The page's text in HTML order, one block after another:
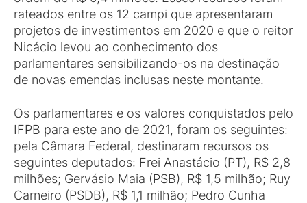
rateados entre os 12 campi que apresentaram
projetos de investimentos em 2020 e que o reitor
Nicácio levou ao conhecimento dos
parlamentares sensibilizando-os na destinação
de novas emendas inclusas neste montante.
Os parlamentares e os valores conquistados pelo
IFPB para este ano de 2021, foram os seguintes:
pela Câmara Federal, destinaram recursos os
seguintes deputados: Frei Anastácio (PT), R$ 2,8
milhões; Gervásio Maia (PSB), R$ 1,5 milhão; Ruy
Carneiro (PSDB), R$ 1,1 milhão; Pedro Cunha